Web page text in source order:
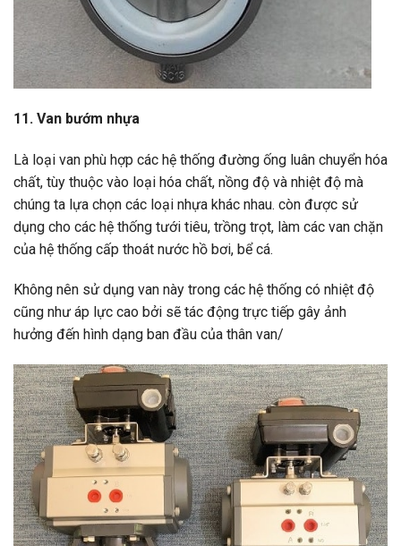
11. Van bướm nhựa
Là loại van phù hợp các hệ thống đường ống luân chuyển hóa
chất, tùy thuộc vào loại hóa chất, nồng độ và nhiệt độ mà
chúng ta lựa chọn các loại nhựa khác nhau. còn được sử
dụng cho các hệ thống tưới tiêu, trồng trọt, làm các van chặn
của hệ thống cấp thoát nước hồ bơi, bể cá.
Không nên sử dụng van này trong các hệ thống có nhiệt độ
cũng như áp lực cao bởi sẽ tác động trực tiếp gây ảnh
hưởng đến hình dạng ban đầu của thân van/